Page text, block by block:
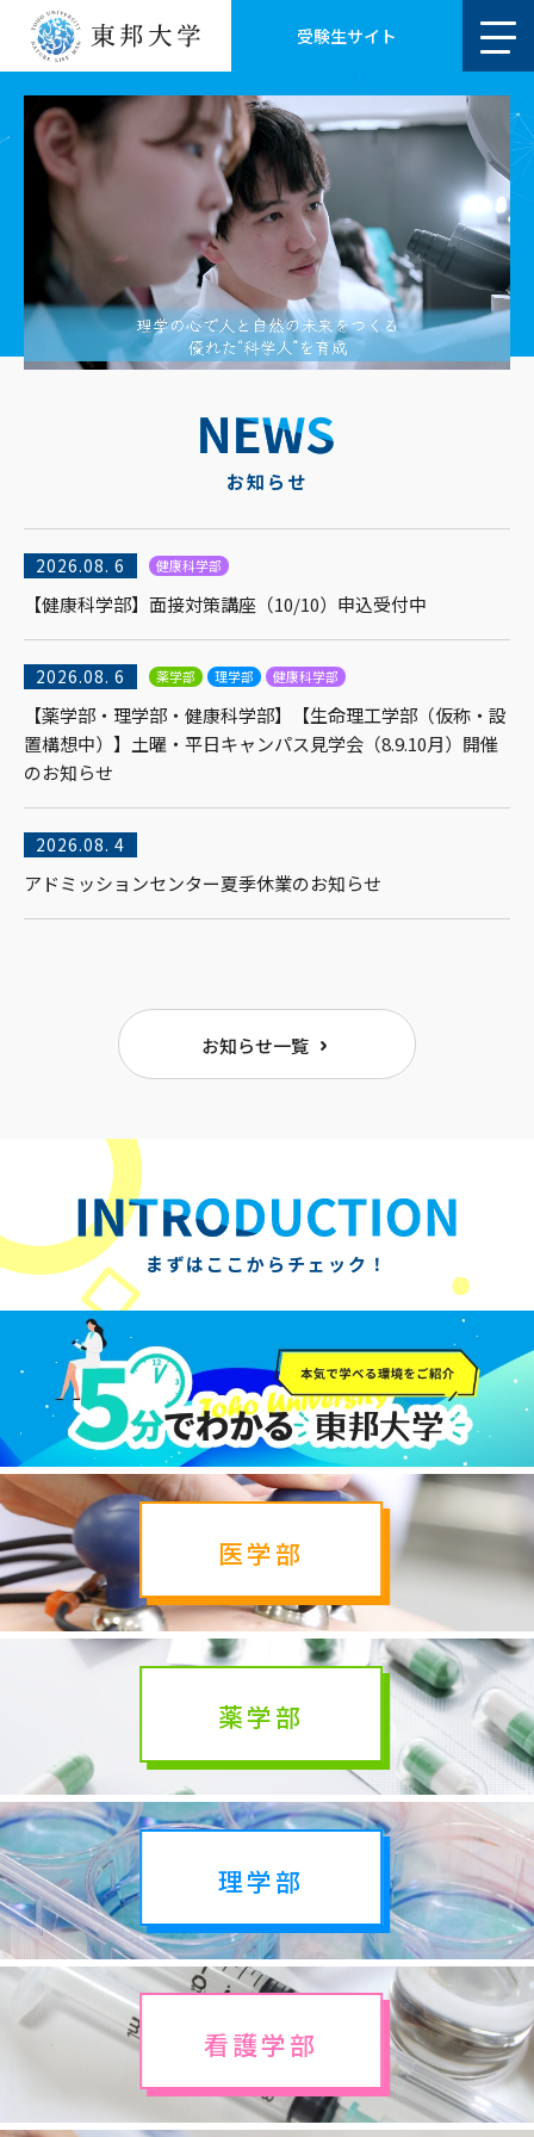
受験生サイト
お知らせ
2026.08. 6 健康科学部
【健康科学部】面接対策講座（10/10）申込受付中
2026.08. 6 薬学部 理学部 健康科学部
【薬学部・理学部・健康科学部】【生命理工学部（仮称・設
置構想中）】土曜・平日キャンパス見学会（8.9.10月）開催
のお知らせ
2026.08. 4
アドミッションセンター夏季休業のお知らせ
お知らせ一覧
まずはここからチェック！
医学部
薬学部
看護学部
理学部